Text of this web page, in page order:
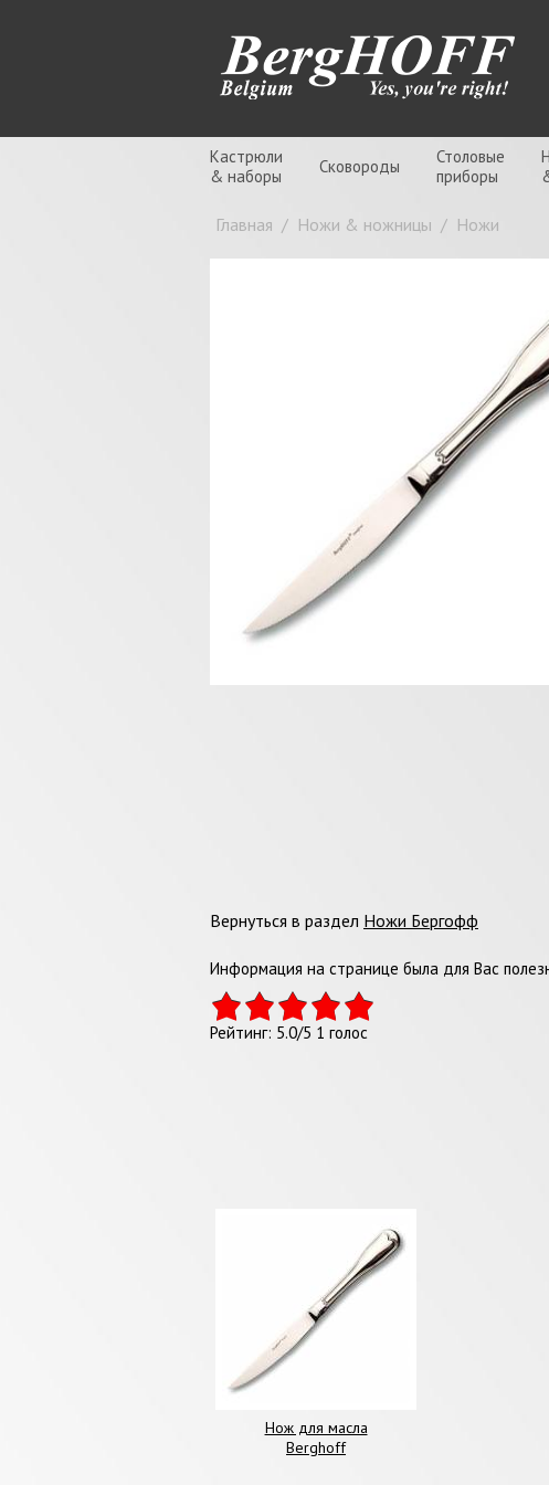
Кастрюли
& наборы
Сковороды
Столовые
приборы
Главная / Ножи & ножницы / Ножи
Вернуться в раздел Ножи Бергофф
Информация на странице была для Вас
Рейтинг: 5.0/5 1 голос
Нож для масла
Berghoff